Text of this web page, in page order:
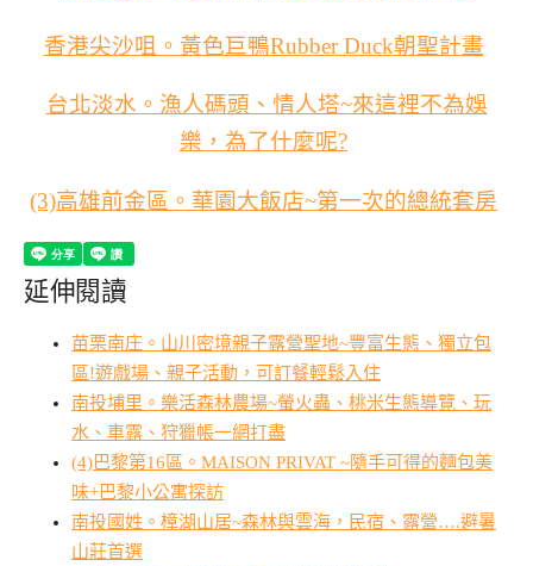
香港尖沙咀。黃色巨鴨Rubber Duck朝聖計畫
台北淡水。漁人碼頭、情人塔~來這裡不為娛
樂，為了什麼呢?
(3)高雄前金區。華園大飯店~第一次的總統套房
延伸閱讀
苗栗南庄。山川密境親子露營聖地~豐富生態、獨立包
區!遊戲場、親子活動，可訂餐輕鬆入住
南投埔里。樂活森林農場~螢火蟲、桃米生態導覽、玩
水、車露、狩獵帳一網打盡
(4)巴黎第16區。MAISON PRIVAT ~隨手可得的麵包美
味+巴黎小公寓探訪
南投國姓。樟湖山居~森林與雲海，民宿、露營….避暑
山莊首選